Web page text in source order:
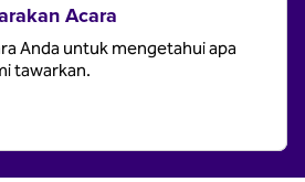
Acara
Anda untuk mengetahui apa
tawarkan.